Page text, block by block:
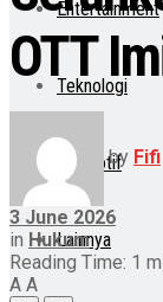
Entertainment
Teknologi
Otomotif
Lainnya
OTT
by Fifi
3 June 2026
in Hukum
Reading Time: 1
A A